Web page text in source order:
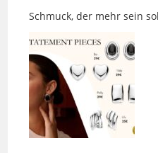
Eine Jeans, die endlich passt